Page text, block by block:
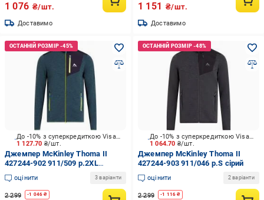
1 076 ₴/шт.
Доставимо
1 151 ₴/шт.
Доставимо
1 127.70 ₴/шт.
До -10% з суперкредиткою Visa Вигода
Джемпер McKinley Thoma II
427244-902 911/509 р.2XL
зелений
оцінити 3 варіанти
2 299 -1 046 ₴
1 064.70 ₴/шт.
До -10% з суперкредиткою Visa Вигода
Джемпер McKinley Thoma II
427244-903 911/046 р.S сірий
оцінити 2 варіанти
2 299 -1 116 ₴